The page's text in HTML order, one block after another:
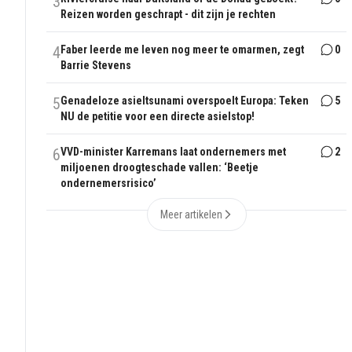
Reizen worden geschrapt - dit zijn je rechten
4Faber leerde me leven nog meer te omarmen, zegt
Barrie Stevens
0
5Genadeloze asieltsunami overspoelt Europa: Teken
NU de petitie voor een directe asielstop!
5
6VVD-minister Karremans laat ondernemers met
miljoenen droogteschade vallen: ‘Beetje
ondernemersrisico’
2
Meer artikelen